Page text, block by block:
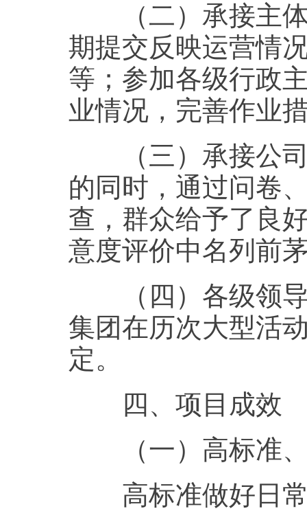
（二）承接主体
期提交反映运营情
等；参加各级行政
业情况，完善作业
（三）承接公司
的同时，通过问卷
查，群众给予了良
意度评价中名列前
（四）各级领导
集团在历次大型活
定。
四、项目成效
（一）高标准、
高标准做好日常